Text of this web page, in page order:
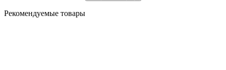
Рекомендуемые товары